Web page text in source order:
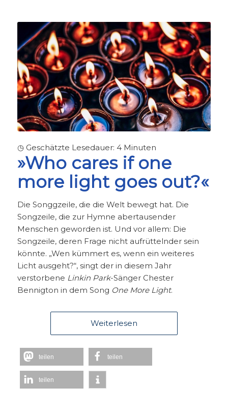
◷ Geschätzte Lesedauer: 4 Minuten
»Who cares if one
more light goes out?«
Die Songgzeile, die die Welt bewegt hat. Die
Songzeile, die zur Hymne abertausender
Menschen geworden ist. Und vor allem: Die
Songzeile, deren Frage nicht aufrüttelnder sein
könnte. „Wen kümmert es, wenn ein weiteres
Licht ausgeht?“, singt der in diesem Jahr
verstorbene Linkin Park-Sänger Chester
Bennigton in dem Song One More Light.
Weiterlesen
teilen teilen
teilen